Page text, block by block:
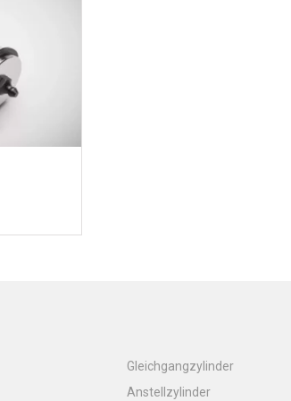
Gleichgangzylinder
Anstellzylinder